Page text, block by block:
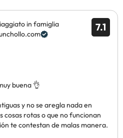
7.1
in famiglia
buena 👌
y no se aregla nada en
cosas rotas o que no funcionan
te contestan de malas manera.